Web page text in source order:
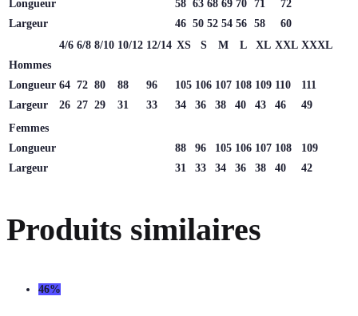
Longueur
58 63 68 69 70 71
72
Largeur
46 50 52 54 56 58
60
4/6 6/8 8/10 10/12 12/14 XS S M L XL XXL XXXL
Hommes
Longueur 64 72 80 88 96 105 106 107 108 109 110
111
Largeur
26 27 29 31 33 34 36 38 40 43 46
49
Femmes
Longueur
88 96 105 106 107 108
109
Largeur
31 33 34 36 38 40 42
Produits similaires
46%